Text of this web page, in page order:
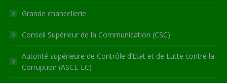
Grande chancellerie
Conseil Supérieur de la Communication (CSC)
Autorité supérieure de Contrôle d’Etat et de Lutte contre la
Corruption (ASCE-LC)